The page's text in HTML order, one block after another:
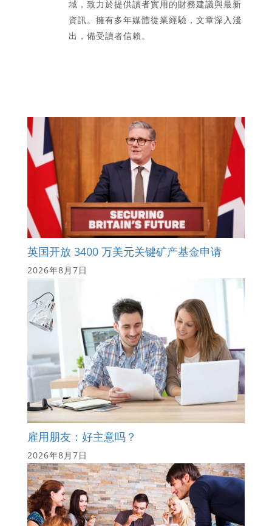
域，致力於提供讀者實用的財務建議與最新
資訊。擁有多年媒體從業經驗，文章深入淺
出，備受讀者信賴。
英国开放 3400 万美元关键矿产基金申请
2026年8月7日
雇用朋友：好主意吗？
2026年8月7日